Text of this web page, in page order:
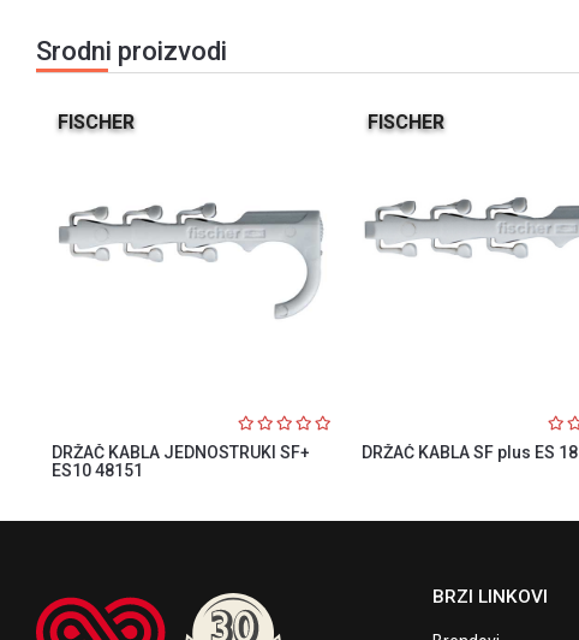
Srodni proizvodi
FISCHER
DRŽAČ KABLA JEDNOSTRUKI SF+
ES10 48151
FISCHER
DRŽAĆ KABLA SF plus ES 18
BRZI LINKOVI